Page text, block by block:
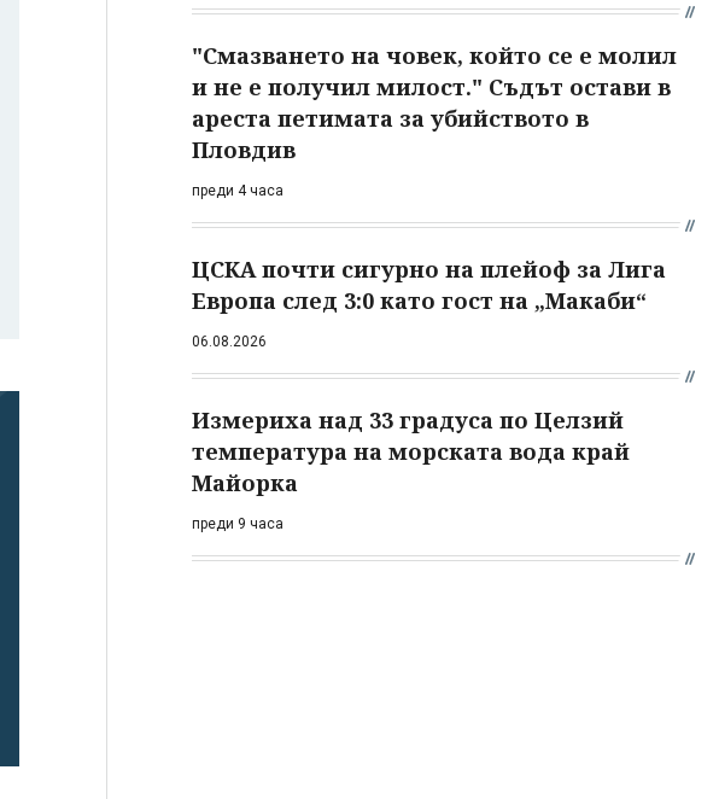
"Смазването на човек, който се е молил
и не е получил милост." Съдът остави в
ареста петимата за убийството в
Пловдив
преди 4 часа
ЦСКА почти сигурно на плейоф за Лига
Европа след 3:0 като гост на „Макаби“
06.08.2026
Измериха над 33 градуса по Целзий
температура на морската вода край
Майорка
преди 9 часа